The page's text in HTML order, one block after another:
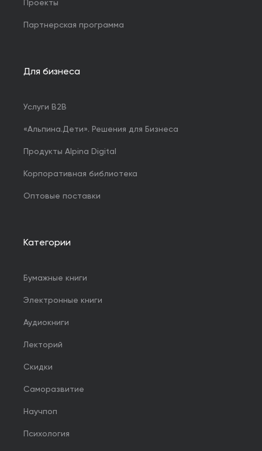
Проекты
Партнерская программа
Для бизнеса
Услуги B2B
«Альпина.Дети». Решения для Бизнеса
Продукты Alpina Digital
Корпоративная библиотека
Оптовые поставки
Категории
Бумажные книги
Электронные книги
Аудиокниги
Лекторий
Скидки
Саморазвитие
Научпоп
Психология